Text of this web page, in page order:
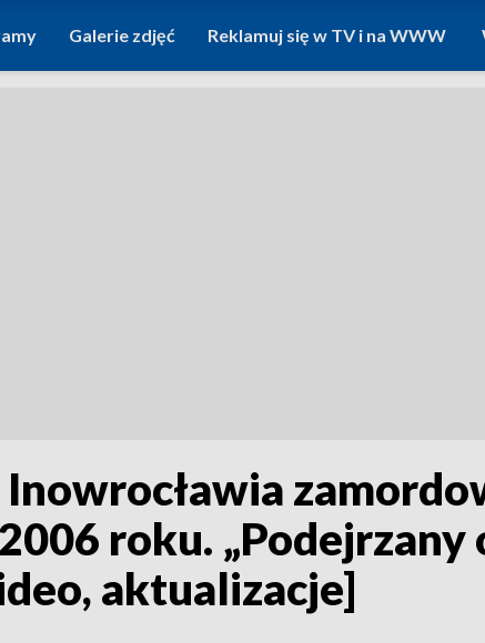
Galerie zdjęć Reklamuj się w TV i na WWW
roku. „Podejrzany
aktualizacje]